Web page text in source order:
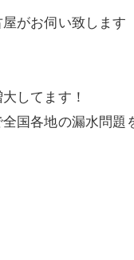
がお伺い致します
してます！
国各地の漏水問